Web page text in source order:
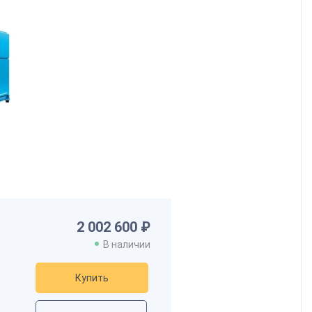
2 002 600 ₽
В наличии
Купить